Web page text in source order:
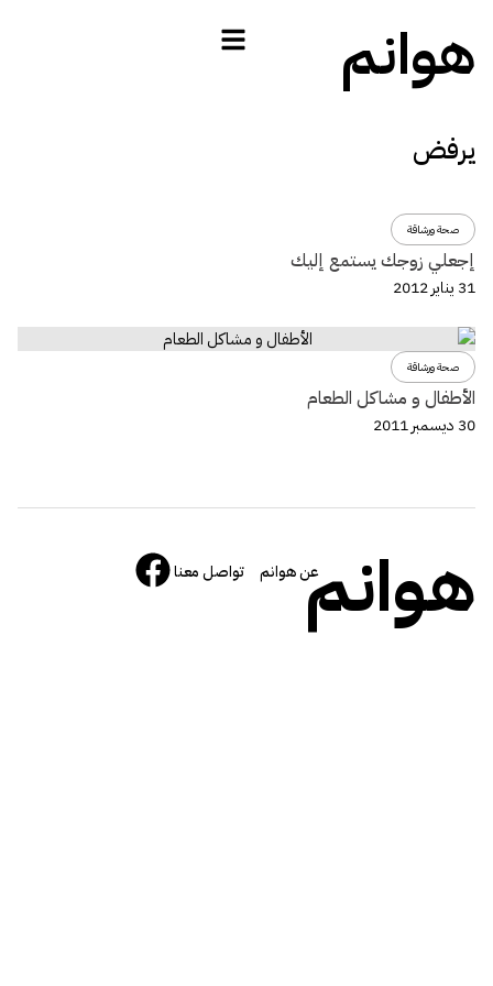
هوانم
يرفض
صحة ورشاقة
إجعلي زوجك يستمع إليك
31 يناير 2012
صحة ورشاقة
الأطفال و مشاكل الطعام
30 ديسمبر 2011
هوانمعن هوانم تواصل معنا